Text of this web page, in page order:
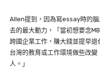
Allen提到，因為寫essay時的
去的最大動力，「當初想要念
跨國企業工作，賺大錢並提早
台灣的教育或工作環境做些改
人。」